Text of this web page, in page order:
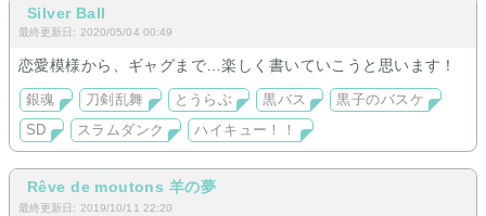
Silver Ball
最終更新日: 2020/05/04 00:49
恋愛模様から、ギャグまで…楽しく書いていこうと思います！
銀魂 刀剣乱舞 とうらぶ 黒バス
黒子のバスケ
SD
スラムダンク ハイキュー！！
Rêve de moutons 羊の夢
最終更新日: 2019/10/11 22:20